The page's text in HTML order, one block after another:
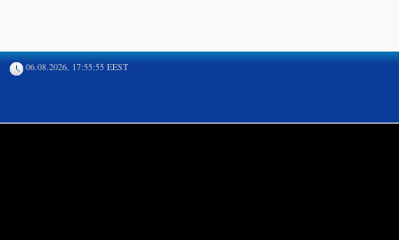
06.08.2026, 17:55:55 EEST